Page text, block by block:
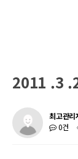
2011 .3
최고관리
0건